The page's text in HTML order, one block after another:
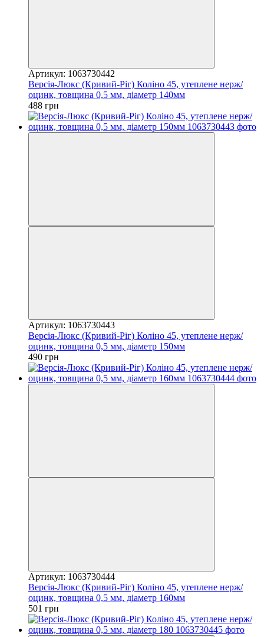
Артикул: 1063730442
Версія-Люкс (Кривий-Ріг) Коліно 45, утеплене нерж/
оцинк, товщина 0,5 мм, діаметр 140мм
488 грн
Артикул: 1063730443
Версія-Люкс (Кривий-Ріг) Коліно 45, утеплене нерж/
оцинк, товщина 0,5 мм, діаметр 150мм
490 грн
Артикул: 1063730444
Версія-Люкс (Кривий-Ріг) Коліно 45, утеплене нерж/
оцинк, товщина 0,5 мм, діаметр 160мм
501 грн